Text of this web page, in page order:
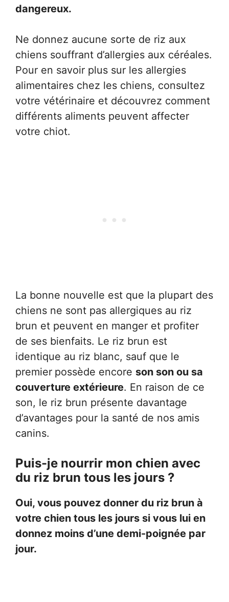
dangereux.
Ne donnez aucune sorte de riz aux
chiens souffrant d’allergies aux céréales.
Pour en savoir plus sur les allergies
alimentaires chez les chiens, consultez
votre vétérinaire et découvrez comment
différents aliments peuvent affecter
votre chiot.
La bonne nouvelle est que la plupart des
chiens ne sont pas allergiques au riz
brun et peuvent en manger et profiter
de ses bienfaits. Le riz brun est
identique au riz blanc, sauf que le
premier possède encore son son ou sa
couverture extérieure. En raison de ce
son, le riz brun présente davantage
d’avantages pour la santé de nos amis
canins.
Puis-je nourrir mon chien avec
du riz brun tous les jours ?
Oui, vous pouvez donner du riz brun à
votre chien tous les jours si vous lui en
donnez moins d’une demi-poignée par
jour.